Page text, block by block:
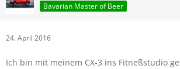
Bavarian Master of Beer
24. April 2016
Ich bin mit meinem CX-3 ins Fitneßstudio